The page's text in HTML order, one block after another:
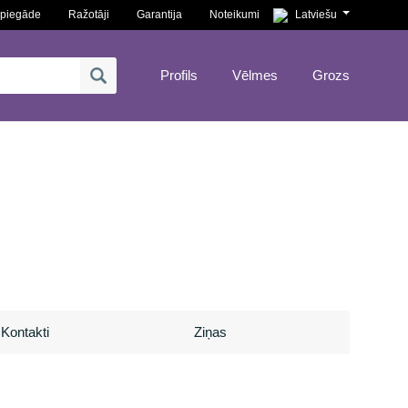
Ražotāji Garantija Noteikumi Latviešu
Profils Vēlmes Grozs
Kontakti Ziņas